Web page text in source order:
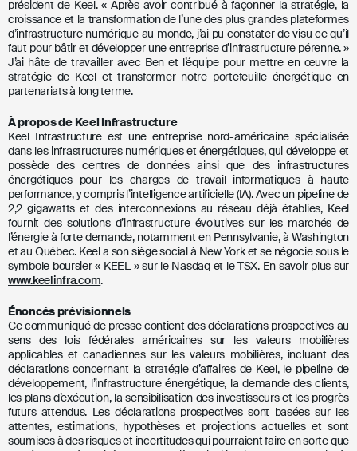
président de Keel. « Après avoir contribué à façonner la stratégie, la
croissance et la transformation de l’une des plus grandes plateformes
d’infrastructure numérique au monde, j’ai pu constater de visu ce qu’il
faut pour bâtir et développer une entreprise d’infrastructure pérenne. »
J’ai hâte de travailler avec Ben et l’équipe pour mettre en œuvre la
stratégie de Keel et transformer notre portefeuille énergétique en
partenariats à long terme.
À propos de Keel Infrastructure
Keel Infrastructure est une entreprise nord-américaine spécialisée
dans les infrastructures numériques et énergétiques, qui développe et
possède des centres de données ainsi que des infrastructures
énergétiques pour les charges de travail informatiques à haute
performance, y compris l’intelligence artificielle (IA). Avec un pipeline de
2,2 gigawatts et des interconnexions au réseau déjà établies, Keel
fournit des solutions d’infrastructure évolutives sur les marchés de
l’énergie à forte demande, notamment en Pennsylvanie, à Washington
et au Québec. Keel a son siège social à New York et se négocie sous le
symbole boursier « KEEL » sur le Nasdaq et le TSX. En savoir plus sur
www.keelinfra.com.
Énoncés prévisionnels
Ce communiqué de presse contient des déclarations prospectives au
sens des lois fédérales américaines sur les valeurs mobilières
applicables et canadiennes sur les valeurs mobilières, incluant des
déclarations concernant la stratégie d’affaires de Keel, le pipeline de
développement, l’infrastructure énergétique, la demande des clients,
les plans d’exécution, la sensibilisation des investisseurs et les progrès
futurs attendus. Les déclarations prospectives sont basées sur les
attentes, estimations, hypothèses et projections actuelles et sont
soumises à des risques et incertitudes qui pourraient faire en sorte que